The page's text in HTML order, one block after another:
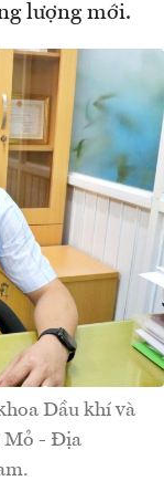
lượng mới.
Dầu khí và
Mỏ - Địa